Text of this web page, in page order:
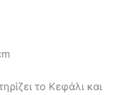
το Κεφάλι και